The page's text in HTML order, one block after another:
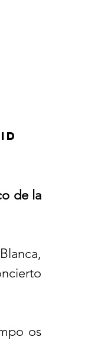
de la
os